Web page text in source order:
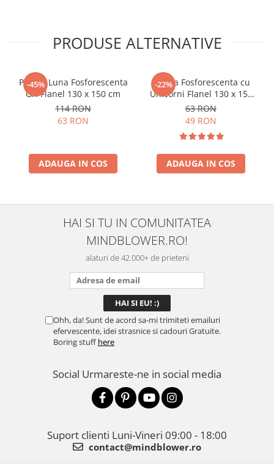
PRODUSE ALTERNATIVE
-45%
Patura Luna Fosforescenta
Gri Flanel 130 x 150 cm
114 RON
63 RON
ADAUGA IN COS
-22%
Patura Fosforescenta cu
Unicorni Flanel 130 x 150
cm
63 RON
49 RON
ADAUGA IN COS
HAI SI TU IN COMUNITATEA
MINDBLOWER.RO!
alaturi de 42.000+ de prieteni
Ohh, da! Sunt de acord sa-mi trimiteti emailuri
efervescente, idei strasnice si cadouri Gratuite.
Boring stuffhere
Social Urmareste-ne in social media
Suport clienti Luni-Vineri 09:00 - 18:00
contact@mindblower.ro